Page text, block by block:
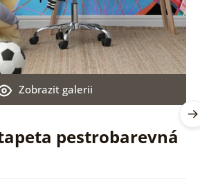
pestrobarevná
Zobrazit galerii